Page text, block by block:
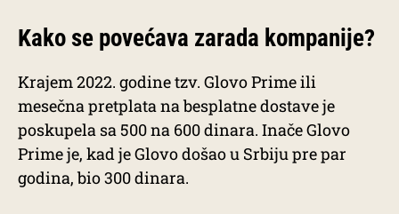
Kako se povećava zarada kompanije?
Krajem 2022. godine tzv. Glovo Prime ili
mesečna pretplata na besplatne dostave je
poskupela sa 500 na 600 dinara. Inače Glovo
Prime je, kad je Glovo došao u Srbiju pre par
godina, bio 300 dinara.